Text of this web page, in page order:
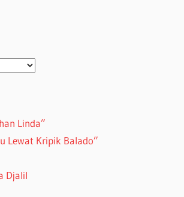
Linda”
Lewat Kripik Balado”
Djalil